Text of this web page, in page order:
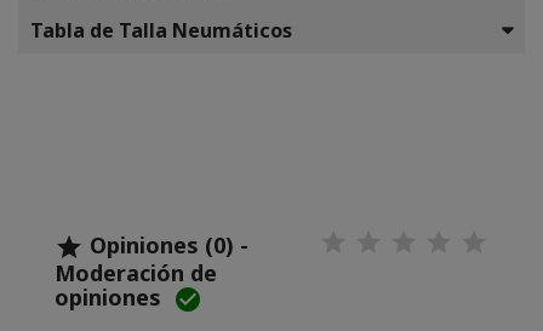
Tabla de Talla Neumáticos
 Opiniones (0) -
Moderación de
opiniones 